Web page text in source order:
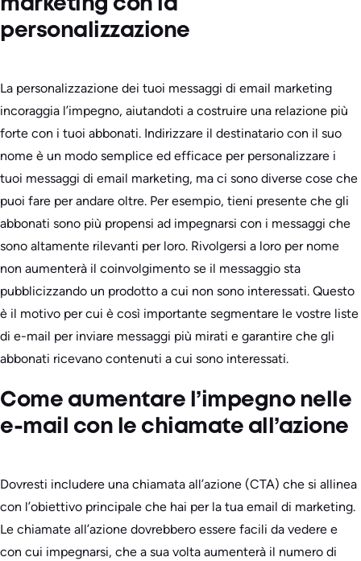
marketing con la
personalizzazione
La personalizzazione dei tuoi messaggi di email marketing
incoraggia l’impegno, aiutandoti a costruire una relazione più
forte con i tuoi abbonati. Indirizzare il destinatario con il suo
nome è un modo semplice ed efficace per personalizzare i
tuoi messaggi di email marketing, ma ci sono diverse cose che
puoi fare per andare oltre. Per esempio, tieni presente che gli
abbonati sono più propensi ad impegnarsi con i messaggi che
sono altamente rilevanti per loro. Rivolgersi a loro per nome
non aumenterà il coinvolgimento se il messaggio sta
pubblicizzando un prodotto a cui non sono interessati. Questo
è il motivo per cui è così importante segmentare le vostre liste
di e-mail per inviare messaggi più mirati e garantire che gli
abbonati ricevano contenuti a cui sono interessati.
Come aumentare l’impegno nelle
e-mail con le chiamate all’azione
Dovresti includere una chiamata all’azione (CTA) che si allinea
con l’obiettivo principale che hai per la tua email di marketing.
Le chiamate all’azione dovrebbero essere facili da vedere e
con cui impegnarsi, che a sua volta aumenterà il numero di